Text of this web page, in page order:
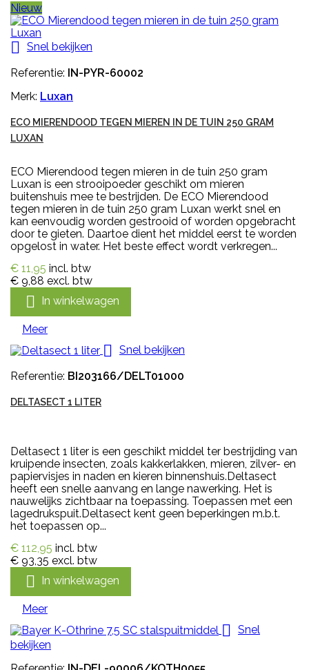
Nieuw
 Snel bekijken
Referentie: IN-PYR-60002
Merk: Luxan
ECO MIERENDOOD TEGEN MIEREN IN DE TUIN 250 GRAM
LUXAN
ECO Mierendood tegen mieren in de tuin 250 gram
Luxan is een strooipoeder geschikt om mieren
buitenshuis mee te bestrijden. De ECO Mierendood
tegen mieren in de tuin 250 gram Luxan werkt snel en
kan eenvoudig worden gestrooid of worden opgebracht
door te gieten. Daartoe dient het middel eerst te worden
opgelost in water. Het beste effect wordt verkregen...
€ 11,95 incl. btw
€ 9,88 excl. btw
 In winkelwagen
Meer
 Snel bekijken
Referentie: BI203166/DELT01000
DELTASECT 1 LITER
Deltasect 1 liter is een geschikt middel ter bestrijding van
kruipende insecten, zoals kakkerlakken, mieren, zilver- en
papiervisjes in naden en kieren binnenshuis.Deltasect
heeft een snelle aanvang en lange nawerking. Het is
nauwelijks zichtbaar na toepassing. Toepassen met een
lagedrukspuit.Deltasect kent geen beperkingen m.b.t.
het toepassen op...
€ 112,95 incl. btw
€ 93,35 excl. btw
 In winkelwagen
Meer
 Snel
bekijken